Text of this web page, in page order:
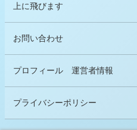
上に飛びます
お問い合わせ
プロフィール 運営者情報
プライバシーポリシー